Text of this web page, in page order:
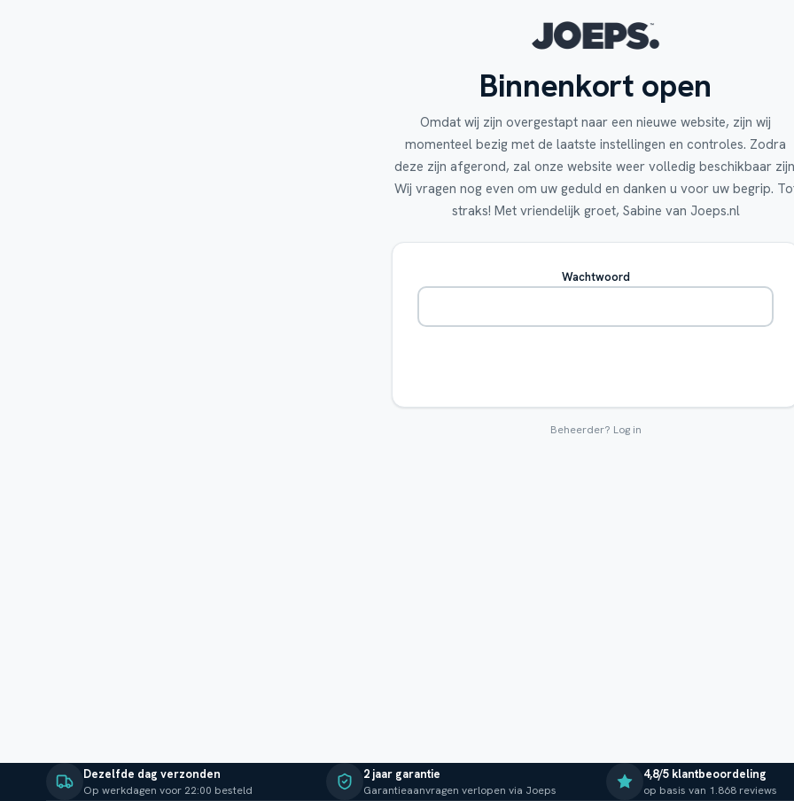
Binnenkort open
Omdat wij zijn overgestapt naar een nieuwe website, zijn wij
momenteel bezig met de laatste instellingen en controles. Zodra
deze zijn afgerond, zal onze website weer volledig beschikbaar
Wij vragen nog even om uw geduld en danken u voor uw begrip.
straks! Met vriendelijk groet, Sabine van Joeps.nl
Wachtwoord
Beheerder? Log in
Dezelfde dag verzonden
Op werkdagen voor 22:00 besteld
2 jaar garantie
Garantieaanvragen verlopen via Joeps
4,8/5 klantbeoordeling
op basis van 1.868 reviews